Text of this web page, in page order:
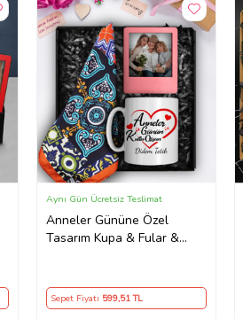
Anneler Gününe Özel
Tasarım Kupa & Fular &
Aynı Gün Ücretsiz Teslimat
Sepet Fiyatı 599,51 TL